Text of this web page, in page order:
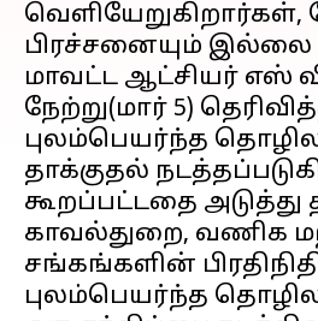
வெளியேறுகிறார்கள்,
பிரச்சனையும் இல்லை
மாவட்ட ஆட்சியர் எஸ்
நேற்று(மார் 5)
புலம்பெயர்ந்த
தாக்குதல்
கூறப்பட்டதை அடுத்து
காவல்துறை, வணிக
சங்கங்களின்
புலம்பெயர்ந்த